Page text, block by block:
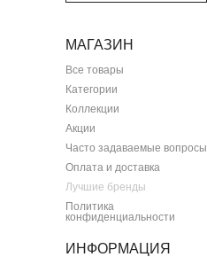
МАГАЗИН
ИНФОРМАЦИЯ
Все товары
Категории
Коллекции
Акции
Часто задаваемые вопросы
Оплата и доставка
Лучшие бренды
Политика
конфиденциальности